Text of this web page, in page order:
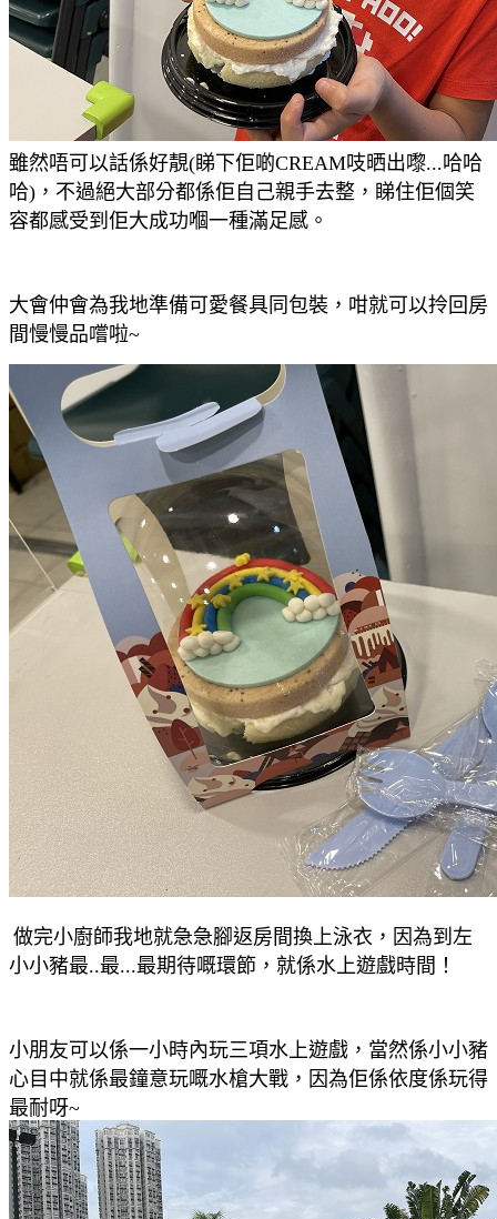
雖然唔可以話係好靚(睇下佢啲CREAM吱晒出嚟...哈哈
哈)，不過絕大部分都係佢自己親手去整，睇住佢個笑
容都感受到佢大成功嗰一種滿足感。
大會仲會為我地準備可愛餐具同包裝，咁就可以拎回房
間慢慢品嚐啦~
做完小廚師我地就急急腳返房間換上泳衣，因為到左
小小豬最..最...最期待嘅環節，就係水上遊戲時間！
小朋友可以係一小時內玩三項水上遊戲，當然係小小豬
心目中就係最鐘意玩嘅水槍大戰，因為佢係依度係玩得
最耐呀~